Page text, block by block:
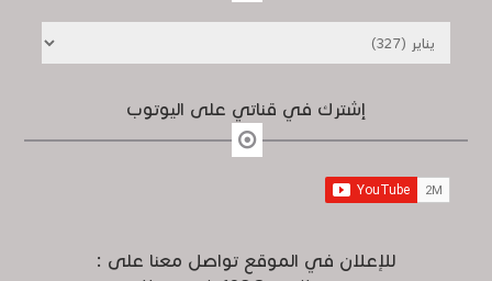
إشترك في قناتي على اليوتوب
للإعلان في الموقع تواصل معنا على :